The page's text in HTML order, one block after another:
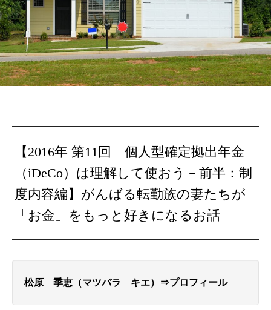
【2016年 第11回 個人型確定拠出年金
（iDeCo）は理解して使おう－前半：制
度内容編】がんばる転勤族の妻たちが
「お金」をもっと好きになるお話
松原 季恵（マツバラ キエ）⇒プロフィール